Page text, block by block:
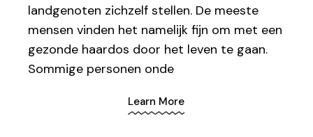
landgenoten zichzelf stellen. De meeste
mensen vinden het namelijk fijn om met een
gezonde haardos door het leven te gaan.
Sommige personen onde
Learn More